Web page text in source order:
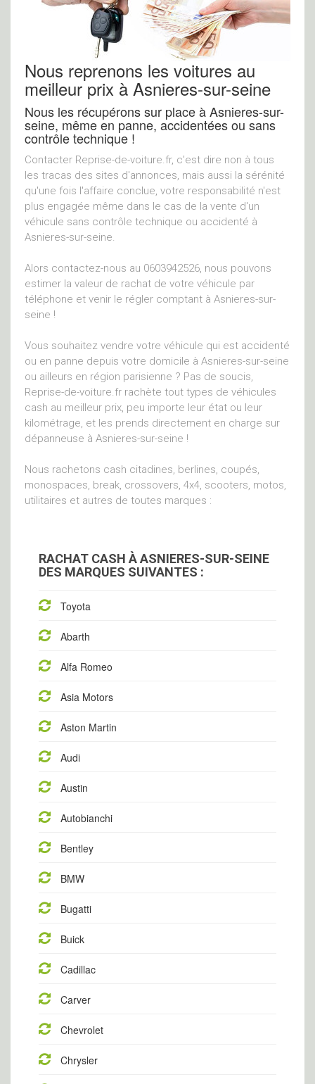
Nous reprenons les voitures au
meilleur prix à Asnieres-sur-seine
Nous les récupérons sur place à Asnieres-sur-
seine, même en panne, accidentées ou sans
contrôle technique !
Contacter Reprise-de-voiture.fr, c'est dire non à tous
les tracas des sites d'annonces, mais aussi la sérénité
qu'une fois l'affaire conclue, votre responsabilité n'est
plus engagée même dans le cas de la vente d'un
véhicule sans contrôle technique ou accidenté à
Asnieres-sur-seine.
Alors contactez-nous au 0603942526, nous pouvons
estimer la valeur de rachat de votre véhicule par
téléphone et venir le régler comptant à Asnieres-sur-
seine !
Vous souhaitez vendre votre véhicule qui est accidenté
ou en panne depuis votre domicile à Asnieres-sur-seine
ou ailleurs en région parisienne ? Pas de soucis,
Reprise-de-voiture.fr rachète tout types de véhicules
cash au meilleur prix, peu importe leur état ou leur
kilométrage, et les prends directement en charge sur
dépanneuse à Asnieres-sur-seine !
Nous rachetons cash citadines, berlines, coupés,
monospaces, break, crossovers, 4x4, scooters, motos,
utilitaires et autres de toutes marques :
RACHAT CASH À ASNIERES-SUR-SEINE
DES MARQUES SUIVANTES :
Toyota
Abarth
Alfa Romeo
Asia Motors
Aston Martin
Audi
Austin
Autobianchi
Bentley
BMW
Bugatti
Buick
Cadillac
Carver
Chevrolet
Chrysler